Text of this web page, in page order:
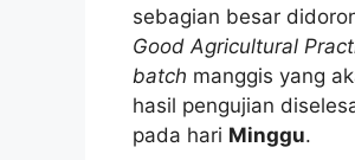
sebagian besar
Good Agricultural
batch manggis yang
hasil pengujian
pada hari Minggu.